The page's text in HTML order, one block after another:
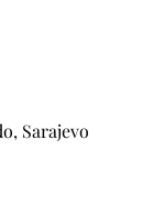
Sarajevo